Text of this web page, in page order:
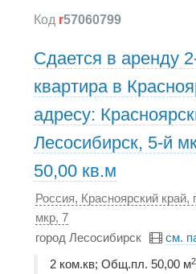
Код r57060799
Сдается в аренду
квартира в
адресу:
Лесосибирск, 5-й
50,00 кв.м
Россия, Красноярский край,
мкр, 7
город Лесосибирск
см.
2 ком.кв; Общ.пл. 50,00 м2